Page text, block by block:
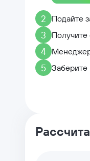
2 Подайте
3
4
5 Заберите